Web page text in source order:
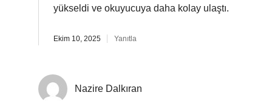
yükseldi ve okuyucuya daha kolay ulaştı.
Ekim 10, 2025 Yanıtla
Nazire Dalkıran